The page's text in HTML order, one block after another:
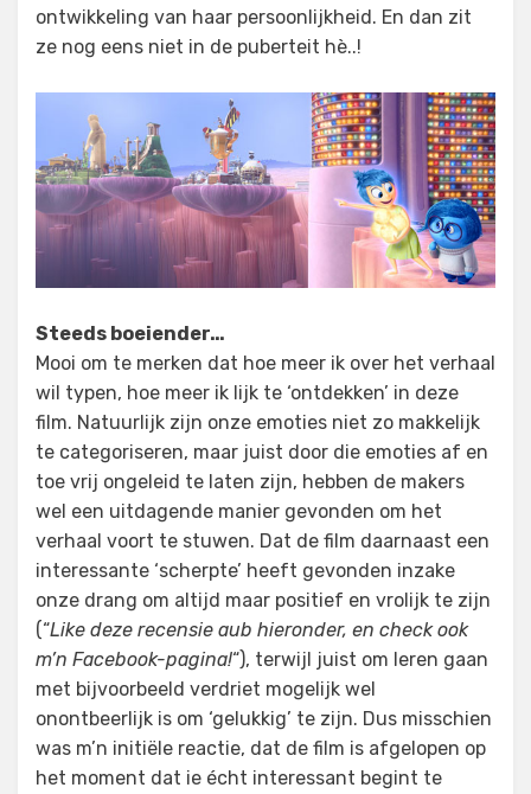
ontwikkeling van haar persoonlijkheid. En dan zit
ze nog eens niet in de puberteit hè..!
Steeds boeiender…
Mooi om te merken dat hoe meer ik over het verhaal
wil typen, hoe meer ik lijk te ‘ontdekken’ in deze
film. Natuurlijk zijn onze emoties niet zo makkelijk
te categoriseren, maar juist door die emoties af en
toe vrij ongeleid te laten zijn, hebben de makers
wel een uitdagende manier gevonden om het
verhaal voort te stuwen. Dat de film daarnaast een
interessante ‘scherpte’ heeft gevonden inzake
onze drang om altijd maar positief en vrolijk te zijn
(“Like deze recensie aub hieronder, en check ook
m’n Facebook-pagina!“), terwijl juist om leren gaan
met bijvoorbeeld verdriet mogelijk wel
onontbeerlijk is om ‘gelukkig’ te zijn. Dus misschien
was m’n initiële reactie, dat de film is afgelopen op
het moment dat ie écht interessant begint te